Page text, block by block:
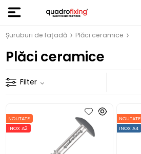
Șuruburi de fațadă Plăci ceramice
Plăci ceramice
Filter
NOUTATE
INOX A2
NOUTATE
INOX A4